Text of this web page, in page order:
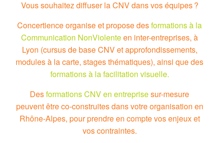
Vous souhaitez diffuser la CNV dans vos équipes ?
Concertience organise et propose desformations à la
Communication NonViolenteen inter-entreprises, à
Lyon (cursus de base CNV et approfondissements,
modules à la carte, stages thématiques), ainsi que des
formations à la facilitation visuelle.
Desformations CNV en entreprisesur-mesure
peuvent être co-construites dans votre organisation en
Rhône-Alpes, pour prendre en compte vos enjeux et
vos contraintes.